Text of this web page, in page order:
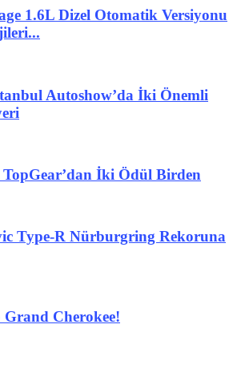
1.6L Dizel Otomatik Versiyonu
Autoshow’da İki Önemli
İki Ödül Birden
Type-R Nürburgring Rekoruna
Grand Cherokee!